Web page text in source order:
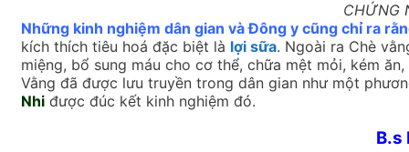
CHỨNG
Những kinh nghiệm dân gian và Đông y cũng chỉ ra
kích thích tiêu hoá đặc biệt là lợi sữa. Ngoài ra Chè
miệng, bổ sung máu cho cơ thể, chữa mệt mỏi, kém
Vằng đã được lưu truyền trong dân gian như một
Nhi được đúc kết kinh nghiệm đó.
B.s